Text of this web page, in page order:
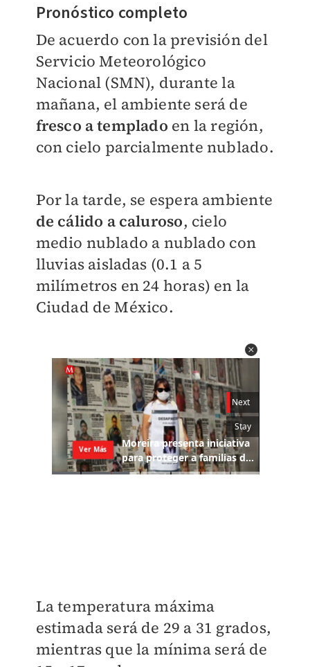
Pronóstico completo
De acuerdo con la previsión del
Servicio Meteorológico
Nacional (SMN), durante la
mañana, el ambiente será de
fresco a templado en la región,
con cielo parcialmente nublado.
Por la tarde, se espera ambiente
de cálido a caluroso, cielo
medio nublado a nublado con
lluvias aisladas (0.1 a 5
milímetros en 24 horas) en la
Ciudad de México.
La temperatura máxima
estimada será de 29 a 31 grados,
mientras que la mínima será de